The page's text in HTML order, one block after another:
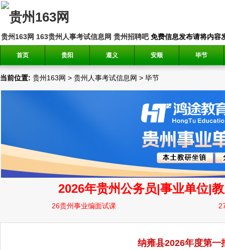
贵州163网 163贵州人事考试信息网 贵州招聘吧免费信息发布请将内容
首页 贵阳 遵义 安顺 毕节
当前位置: 贵州163网 > 贵州人事考试信息网 > 毕节
纳雍县2026年度第一